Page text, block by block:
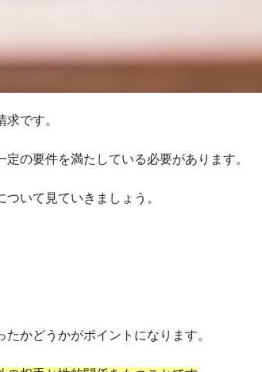
です。
の要件を満たしている必要があります。
いて見ていきましょう。
かどうかがポイントになります。